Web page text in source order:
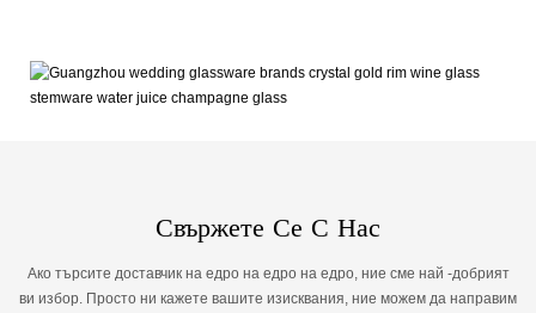
Свържете Се С Нас
Ако търсите доставчик на едро на едро на едро, ние сме най -добрият
ви избор. Просто ни кажете вашите изисквания, ние можем да направим